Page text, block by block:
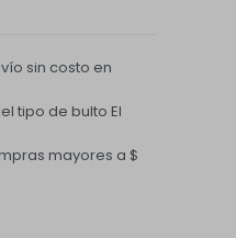
sin costo en
tipo de bulto El
mayores a $